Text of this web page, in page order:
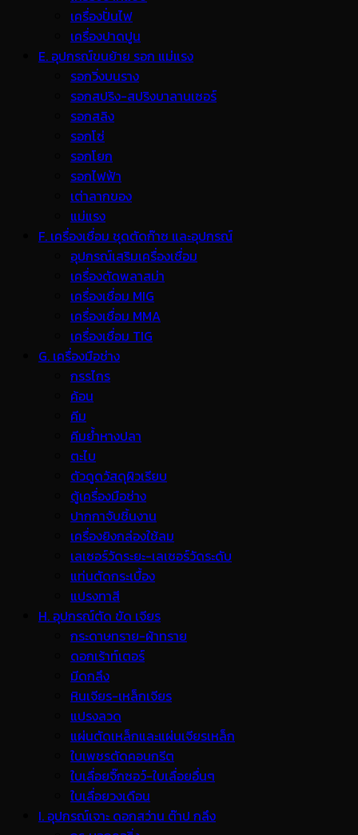
เครื่องปั่นไฟ
เครื่องปาดปูน
E. อุปกรณ์ขนย้าย รอก แม่แรง
รอกวิ่งบนราง
รอกสปริง-สปริงบาลานเซอร์
รอกสลิง
รอกโซ่
รอกโยก
รอกไฟฟ้า
เต่าลากของ
แม่แรง
F. เครื่องเชื่อม ชุดตัดก๊าซ และอุปกรณ์
อุปกรณ์เสริมเครื่องเชื่อม
เครื่องตัดพลาสม่า
เครื่องเชื่อม MIG
เครื่องเชื่อม MMA
เครื่องเชื่อม TIG
G. เครื่องมือช่าง
กรรไกร
ค้อน
คีม
คีมย้ำหางปลา
ตะไบ
ตัวดูดวัสดุผิวเรียบ
ตู้เครื่องมือช่าง
ปากกาจับชิ้นงาน
เครื่องยิงกล่องใช้ลม
เลเซอร์วัดระยะ-เลเซอร์วัดระดับ
แท่นตัดกระเบื้อง
แปรงทาสี
H. อุปกรณ์ตัด ขัด เจียร
กระดาษทราย-ผ้าทราย
ดอกเร้าท์เตอร์
มีดกลึง
หินเจียร-เหล็กเจียร
แปรงลวด
แผ่นตัดเหล็กและแผ่นเจียรเหล็ก
ใบเพชรตัดคอนกรีต
ใบเลื่อยจิ๊กซอว์-ใบเลื่อยอื่นๆ
ใบเลื่อยวงเดือน
I. อุปกรณ์เจาะ ดอกสว่าน ต๊าป กลึง